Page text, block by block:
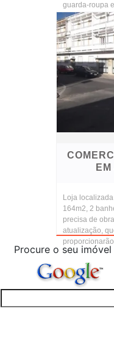
guarda-roupa
elevadores
Loja
164m2, 2
precisa de
atualização,
Procure o seu